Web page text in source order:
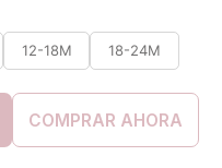
12-18M 18-24M
COMPRAR AHORA